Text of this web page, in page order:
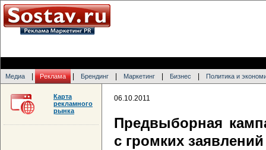
Медиа Реклама Брендинг Маркетинг Бизнес Политика и
06.10.2011
Предвыборная
с громких заявлений
Карта
рекламного
рынка